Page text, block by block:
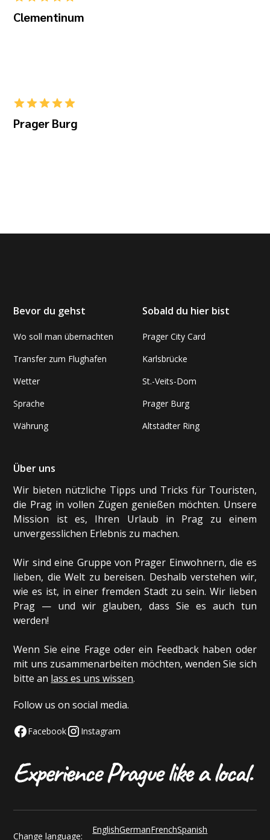
Clementinum
Prager Burg
Bevor du gehst
Wo soll man übernachten
Transfer zum Flughafen
Wetter
Sprache
Währung
Sobald du hier bist
Prager City Card
Karlsbrücke
St.-Veits-Dom
Prager Burg
Altstädter Ring
Über uns
Wir bieten nützliche Tipps und Tricks für Touristen,
die Prag in vollen Zügen genießen möchten. Unsere
Mission ist es, Ihren Urlaub in Prag zu einem
unvergesslichen Erlebnis zu machen.
Wir sind eine Gruppe von Prager Einwohnern, die es
lieben, die Welt zu bereisen. Deshalb verstehen wir,
wie es ist, in einer fremden Stadt zu sein. Wir lieben
Prag — und wir glauben, dass Sie es auch tun
werden!
Wenn Sie eine Frage oder ein Feedback haben oder
mit uns zusammenarbeiten möchten, wenden Sie sich
bitte an lass es uns wissen.
Follow us on social media.
Facebook Instagram
Change language:
EnglishGermanFrenchSpanish